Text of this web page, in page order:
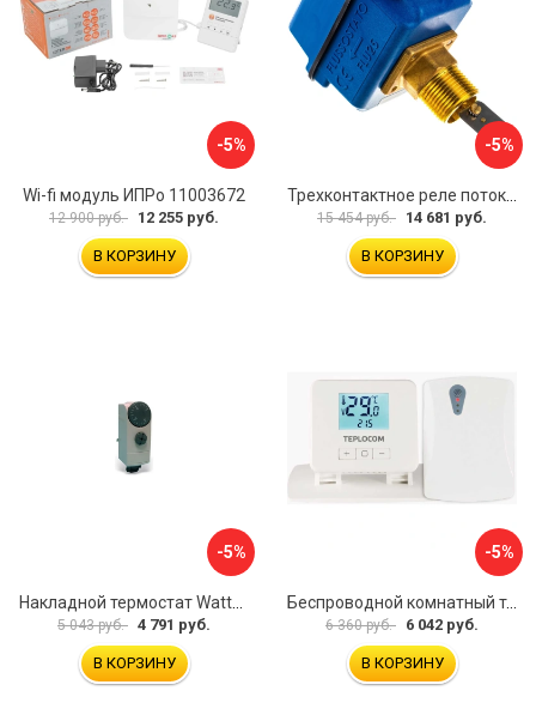
-5%
Wi-fi модуль ИПРо 11003672
12 900 руб. 12 255 руб.
В КОРЗИНУ
-5%
15 454 руб. 14 681 руб.
В КОРЗИНУ
-5%
Накладной термостат Watts WTC 10025518
5 043 руб. 4 791 руб.
В КОРЗИНУ
-5%
Беспроводной комнатный термостат TEPLOCOM TEPLOCOM TS-2AA/3A-RF 914
6 360 руб. 6 042 руб.
В КОРЗИНУ